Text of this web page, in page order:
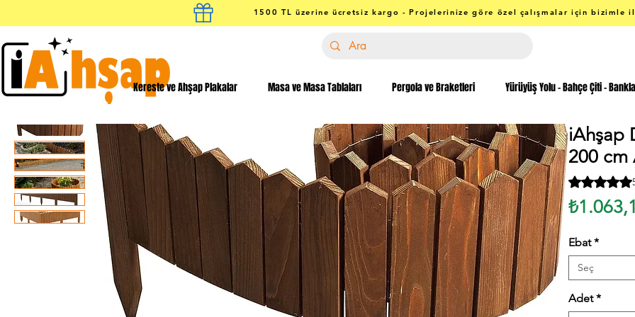
1500 TL üzerine ücretsiz kargo - Projelerinize göre özel çalışmalar için bizimle
Kereste ve Ahşap Plakalar Masa ve Masa Tablaları Pergola ve Braketleri Yürüyüş Yolu - Bahçe Çiti -
iAhşap
200 cm
3
Ebat *
Seç
Adet *